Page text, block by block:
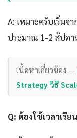
A: เหมาะครับเริ่มจ
ประมาณ 1-2 สัปด
เนื้อหาเกี่ยวข้อง —
Strategy วิธี
Q: ต้องใช้เวลาเรี